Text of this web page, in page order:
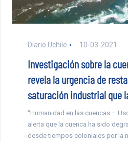
Diario Uchile 10-03-2021
Investigación sobre la
revela la urgencia de
saturación industrial que
“Humanidad en las cuencas –
alerta que la cuenca ha sido
desde tiempos coloniales por la